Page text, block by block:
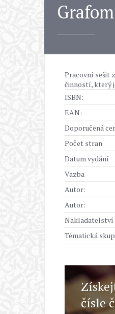
Pracovní sešit
činností, který
ISBN:
EAN:
Doporučená
Počet stran
Datum vydání
Vazba
Autor:
Autor:
Nakladatelství
Tématická
čísle